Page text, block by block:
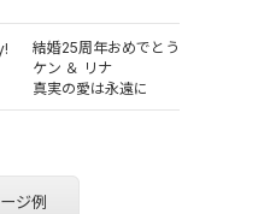
結婚25周年おめでとう
ケン ＆ リナ
真実の愛は永遠に
ジ例